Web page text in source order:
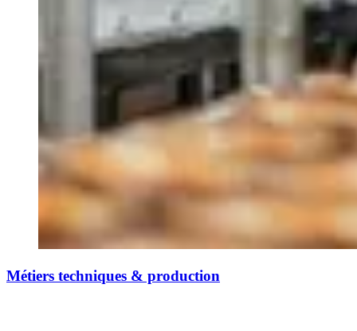
Métiers techniques & production